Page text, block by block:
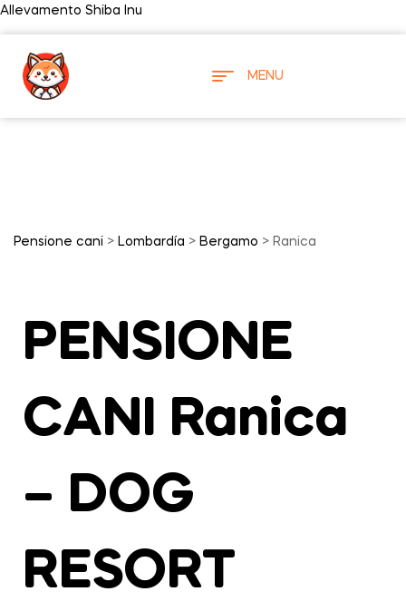
Allevamento Shiba Inu
MENU
Pensione cani > Lombardía > Bergamo > Ranica
PENSIONE
CANI Ranica
– DOG
RESORT